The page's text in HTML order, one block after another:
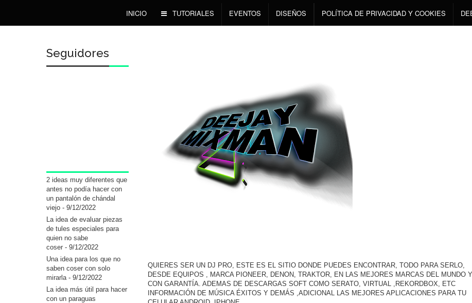
INICIO TUTORIALES EVENTOS DISEÑOS POLÍTICA DE PRIVACIDAD Y COOKIES
Seguidores
2 ideas muy diferentes que
antes no podía hacer con
un pantalón de chándal
viejo - 9/12/2022
La idea de evaluar piezas
de tules especiales para
quien no sabe
coser - 9/12/2022
Una idea para los que no
saben coser con solo
mirarla- 9/12/2022
La idea más útil para hacer
con un paraguas
QUIERES SER UN DJ PRO, ESTE ES EL SITIO DONDE PUEDES ENCONTRAR, TODO PARA SERLO,
DESDE EQUIPOS , MARCA PIONEER, DENON, TRAKTOR, EN LAS MEJORES MARCAS DEL MUNDO Y
CON GARANTÍA. ADEMAS DE DESCARGAS SOFT COMO SERATO, VIRTUAL ,REKORDBOX, ETC
INFORMACIÓN DE MÚSICA ÉXITOS Y DEMÁS ,ADICIONAL LAS MEJORES APLICACIONES PARA TU